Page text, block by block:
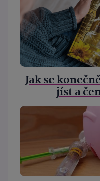
Jak se
jíst a